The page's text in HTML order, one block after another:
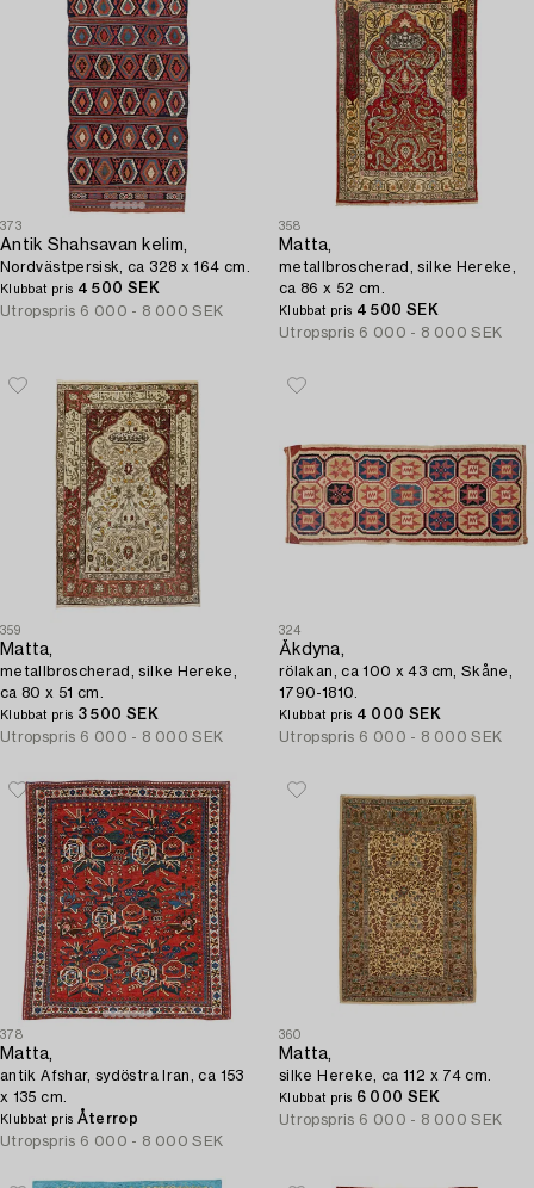
373
Antik Shahsavan kelim,
Nordvästpersisk, ca 328 x 164 cm.
Klubbat pris 4 500 SEK
Utropspris 6 000 - 8 000 SEK
358
Matta,
metallbroscherad, silke Hereke,
ca 86 x 52 cm.
Klubbat pris 4 500 SEK
Utropspris 6 000 - 8 000 SEK
359
Matta,
metallbroscherad, silke Hereke,
ca 80 x 51 cm.
Klubbat pris 3 500 SEK
Utropspris 6 000 - 8 000 SEK
324
Åkdyna,
rölakan, ca 100 x 43 cm, Skåne,
1790-1810.
Klubbat pris 4 000 SEK
Utropspris 6 000 - 8 000 SEK
378
Matta,
antik Afshar, sydöstra Iran, ca 153
x 135 cm.
Klubbat pris Återrop
Utropspris 6 000 - 8 000 SEK
360
Matta,
silke Hereke, ca 112 x 74 cm.
Klubbat pris 6 000 SEK
Utropspris 6 000 - 8 000 SEK